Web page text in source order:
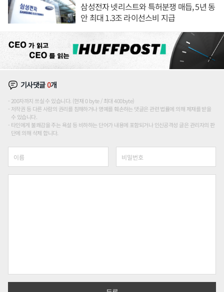
삼성전자 넷리스트와 특허분쟁 매듭, 5년 동
안 최대 1.3조 라이선스비 지급
기사댓글0개
200자까지 쓰실 수 있습니다. (현재 0 byte / 최대 400byte)
저작권 등 다른 사람의 권리를 침해하거나 명예를 훼손하는 댓글은 관련 법률에 의해 제재를 받을
수 있습니다.
타인에게 불쾌감을 주는 욕설 등 비하하는 단어가 내용에 포함되거나 인신공격성 글은 관리자의 판
단에 의해 삭제 합니다.